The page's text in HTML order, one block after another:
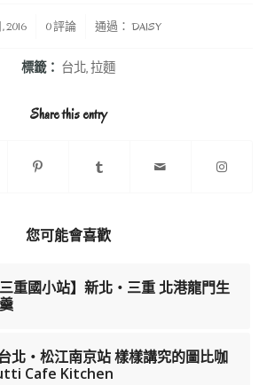
2016 0 評論 通過： DAISY
標籤： 台北,拉麵
Share this entry
您可能會喜歡
三重國小站】新北‧三重 北港龍門生
北‧松江南京站 樣樣講究的圖比咖
Cafe Kitchen